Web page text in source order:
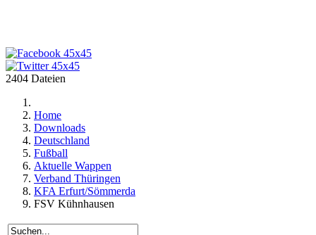
2404 Dateien
Home
Downloads
Deutschland
Fußball
Aktuelle Wappen
Verband Thüringen
KFA Erfurt/Sömmerda
FSV Kühnhausen